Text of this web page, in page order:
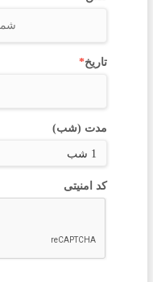
تاریخ*
مدت (شب)
کد امنیتی